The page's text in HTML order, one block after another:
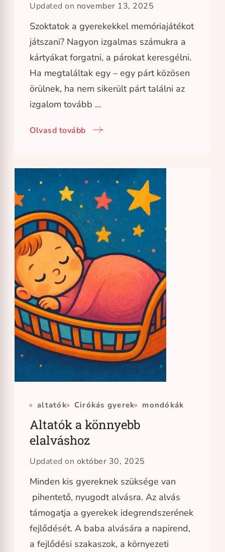
Updated on november 13, 2025
Szoktatok a gyerekekkel memóriajátékot
játszani? Nagyon izgalmas számukra a
kártyákat forgatni, a párokat keresgélni.
Ha megtaláltak egy – egy párt közösen
örülnek, ha nem sikerült párt találni az
izgalom tovább …
Olvasd tovább
altatók Cirókás gyerek mondókák
Altatók a könnyebb
elalváshoz
Updated on október 30, 2025
Minden kis gyereknek szüksége van
pihentető, nyugodt alvásra. Az alvás
támogatja a gyerekek idegrendszerének
fejlődését. A baba alvására a napirend,
a fejlődési szakaszok, a környezeti